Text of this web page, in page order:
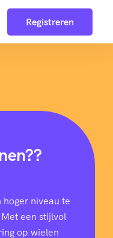
Registreren
niveau te
een stijlvol
op wielen